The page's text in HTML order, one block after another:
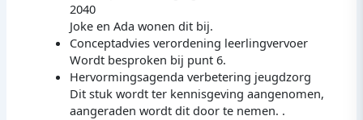
2040
Joke en Ada wonen dit bij.
Conceptadvies verordening leerlingvervoer
Wordt besproken bij punt 6.
Hervormingsagenda verbetering jeugdzorg
Dit stuk wordt ter kennisgeving aangenomen,
aangeraden wordt dit door te nemen. .